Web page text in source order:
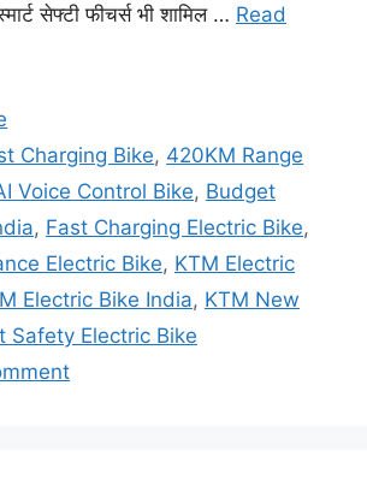
सेफ्टी फीचर्स भी शामिल … Read
Charging Bike, 420KM Range
Voice Control Bike, Budget
, Fast Charging Electric Bike,
Electric Bike, KTM Electric
Electric Bike India, KTM New
Safety Electric Bike